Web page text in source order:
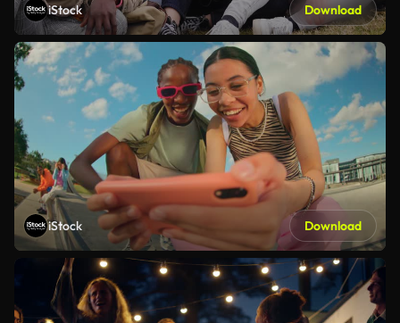
iStock Download
iStock Download